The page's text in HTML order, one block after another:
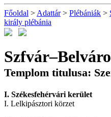
Főoldal > Adattár> Plébániák >
király plébánia
Templom titulusa:
I. Székesfehérvári kerület
I. Lelkipásztori körzet